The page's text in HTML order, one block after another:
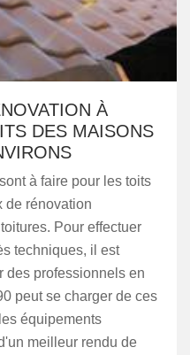
À
DES MAISONS
à faire pour les toits
de rénovation
Pour effectuer
techniques, il est
des professionnels en
peut se charger de ces
équipements
meilleur rendu de